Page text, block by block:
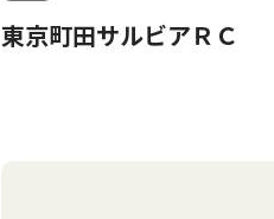
東京町田サルビアＲＣ